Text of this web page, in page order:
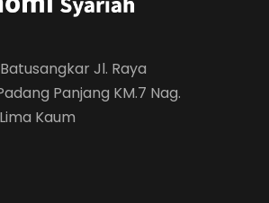
Jl. Raya
Panjang KM.7 Nag.
Kaum